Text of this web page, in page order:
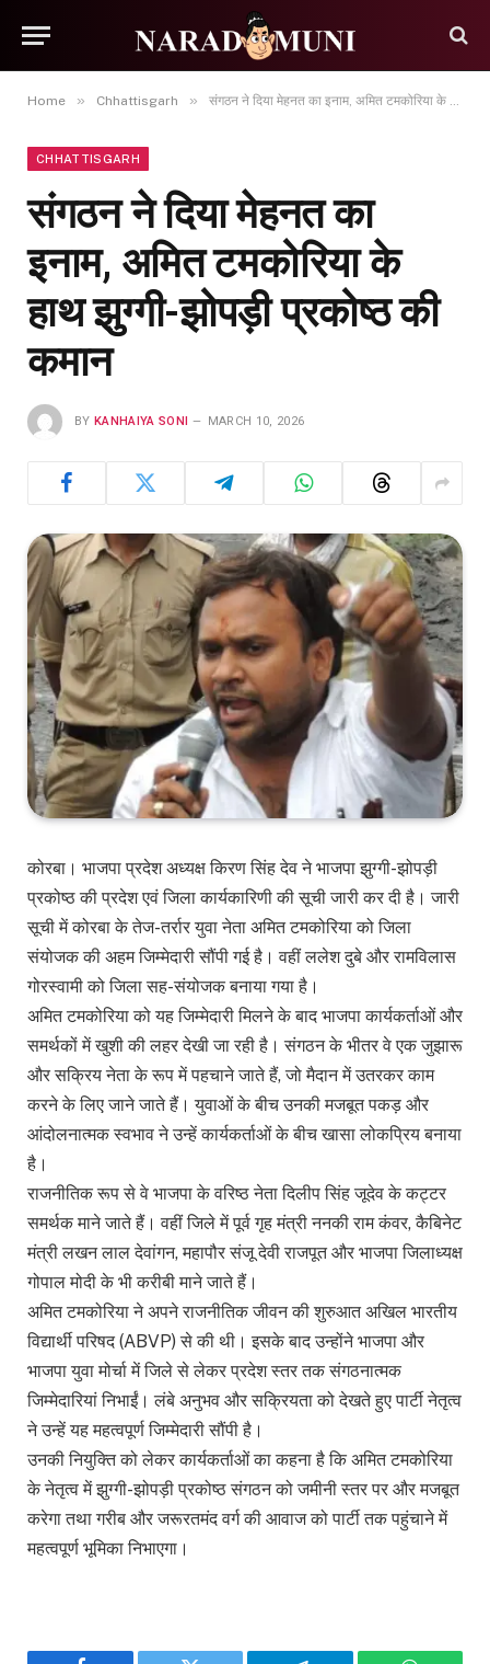
Home » Chhattisgarh » संगठन ने दिया मेहनत का इनाम, अमित टमकोरिया के हाथ झुग्गी-झोपड़ी प्रकोष्ठ की कमान
CHHATTISGARH
संगठन ने दिया मेहनत का
इनाम, अमित टमकोरिया के
हाथ झुग्गी-झोपड़ी प्रकोष्ठ की
कमान
BY KANHAIYA SONI MARCH 10, 2026
कोरबा। भाजपा प्रदेश अध्यक्ष किरण सिंह देव ने भाजपा झुग्गी-झोपड़ी
प्रकोष्ठ की प्रदेश एवं जिला कार्यकारिणी की सूची जारी कर दी है। जारी
सूची में कोरबा के तेज-तर्रार युवा नेता अमित टमकोरिया को जिला
संयोजक की अहम जिम्मेदारी सौंपी गई है। वहीं ललेश दुबे और रामविलास
गोरस्वामी को जिला सह-संयोजक बनाया गया है।
अमित टमकोरिया को यह जिम्मेदारी मिलने के बाद भाजपा कार्यकर्ताओं और
समर्थकों में खुशी की लहर देखी जा रही है। संगठन के भीतर वे एक जुझारू
और सक्रिय नेता के रूप में पहचाने जाते हैं, जो मैदान में उतरकर काम
करने के लिए जाने जाते हैं। युवाओं के बीच उनकी मजबूत पकड़ और
आंदोलनात्मक स्वभाव ने उन्हें कार्यकर्ताओं के बीच खासा लोकप्रिय बनाया
है।
राजनीतिक रूप से वे भाजपा के वरिष्ठ नेता दिलीप सिंह जूदेव के कट्टर
समर्थक माने जाते हैं। वहीं जिले में पूर्व गृह मंत्री ननकी राम कंवर, कैबिनेट
मंत्री लखन लाल देवांगन, महापौर संजू देवी राजपूत और भाजपा जिलाध्यक्ष
गोपाल मोदी के भी करीबी माने जाते हैं।
अमित टमकोरिया ने अपने राजनीतिक जीवन की शुरुआत अखिल भारतीय
विद्यार्थी परिषद (ABVP) से की थी। इसके बाद उन्होंने भाजपा और
भाजपा युवा मोर्चा में जिले से लेकर प्रदेश स्तर तक संगठनात्मक
जिम्मेदारियां निभाईं। लंबे अनुभव और सक्रियता को देखते हुए पार्टी नेतृत्व
ने उन्हें यह महत्वपूर्ण जिम्मेदारी सौंपी है।
उनकी नियुक्ति को लेकर कार्यकर्ताओं का कहना है कि अमित टमकोरिया
के नेतृत्व में झुग्गी-झोपड़ी प्रकोष्ठ संगठन को जमीनी स्तर पर और मजबूत
करेगा तथा गरीब और जरूरतमंद वर्ग की आवाज को पार्टी तक पहुंचाने में
महत्वपूर्ण भूमिका निभाएगा।